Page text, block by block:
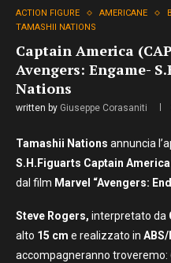
ACTION FIGURE AMERICANE
TAMASHII NATIONS
Captain America
Avengers: Engame-
Nations
written by Giuseppe Corasaniti
Tamashii Nations annuncia
S.H.Figuarts Captain America
dal film Marvel “Avengers:
Steve Rogers, interpretato da
alto 15 cm e realizzato in ABS/
accompagneranno